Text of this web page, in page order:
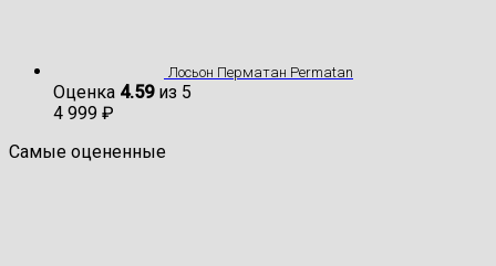
Лосьон Перматан Permatan
Оценка 4.59из 5
4 999 ₽
Самые оцененные